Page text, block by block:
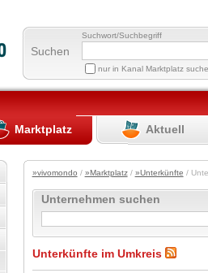
Suchen
Suchwort/Suchbegriff
nur in Kanal Marktplatz
Marktplatz Aktuell
»vivomondo / »Marktplatz/ »Unterkünfte /
Unternehmen suchen
Unterkünfte im Umkreis